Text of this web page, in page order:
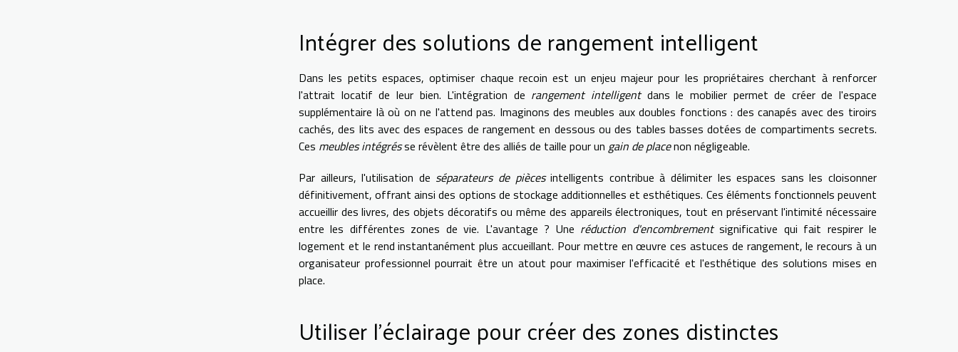
Intégrer des solutions de rangement intelligent
Dans les petits espaces, optimiser chaque recoin est un enjeu majeur pour les propriétaires cherchant à renforcer
l'attrait locatif de leur bien. L'intégration de rangement intelligentdans le mobilier permet de créer de l'espace
supplémentaire là où on ne l'attend pas. Imaginons des meubles aux doubles fonctions : des canapés avec des tiroirs
cachés, des lits avec des espaces de rangement en dessous ou des tables basses dotées de compartiments secrets.
Ces meubles intégrésse révèlent être des alliés de taille pour un gain de placenon négligeable.
Par ailleurs, l'utilisation de séparateurs de piècesintelligents contribue à délimiter les espaces sans les cloisonner
définitivement, offrant ainsi des options de stockage additionnelles et esthétiques. Ces éléments fonctionnels peuvent
accueillir des livres, des objets décoratifs ou même des appareils électroniques, tout en préservant l'intimité nécessaire
entre les différentes zones de vie. L'avantage ? Une réduction d'encombrementsignificative qui fait respirer le
logement et le rend instantanément plus accueillant. Pour mettre en œuvre ces astuces de rangement, le recours à un
organisateur professionnel pourrait être un atout pour maximiser l'efficacité et l'esthétique des solutions mises en
place.
Utiliser l'éclairage pour créer des zones distinctes